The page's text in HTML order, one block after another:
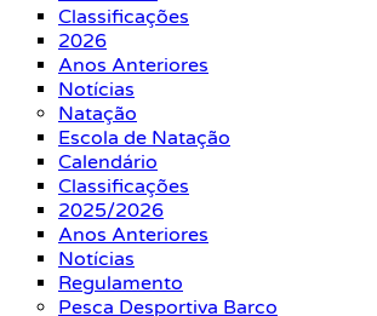
Classificações
2026
Anos Anteriores
Notícias
Natação
Escola de Natação
Calendário
Classificações
2025/2026
Anos Anteriores
Notícias
Regulamento
Pesca Desportiva Barco